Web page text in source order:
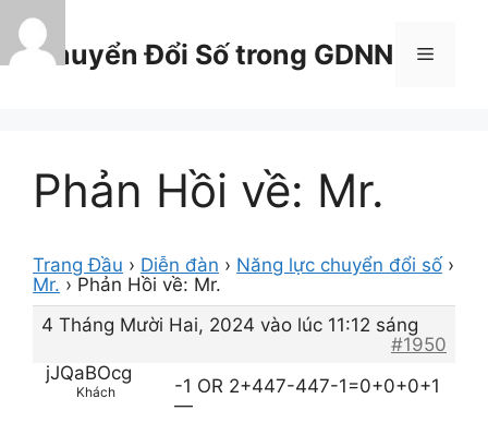
Chuyển
đến
nội
Chuyển Đổi Số trong GDNN Menu
Phản Hồi về: Mr.
Trang Đầu › Diễn đàn › Năng lực chuyển đổi số ›
Mr. › Phản Hồi về: Mr.
4 Tháng Mười Hai, 2024 vào lúc 11:12 sáng
#1950
jJQaBOcg
Khách
-1 OR 2+447-447-1=0+0+0+1
—